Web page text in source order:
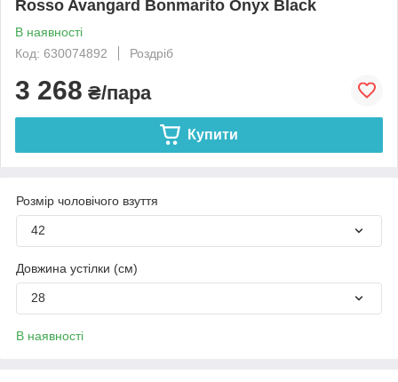
Rosso Avangard Bonmarito Onyx Black
В наявності
Код: 630074892
Роздріб
3 268 ₴/пара
Купити
Розмір чоловічого взуття
42
Довжина устілки (см)
28
В наявності